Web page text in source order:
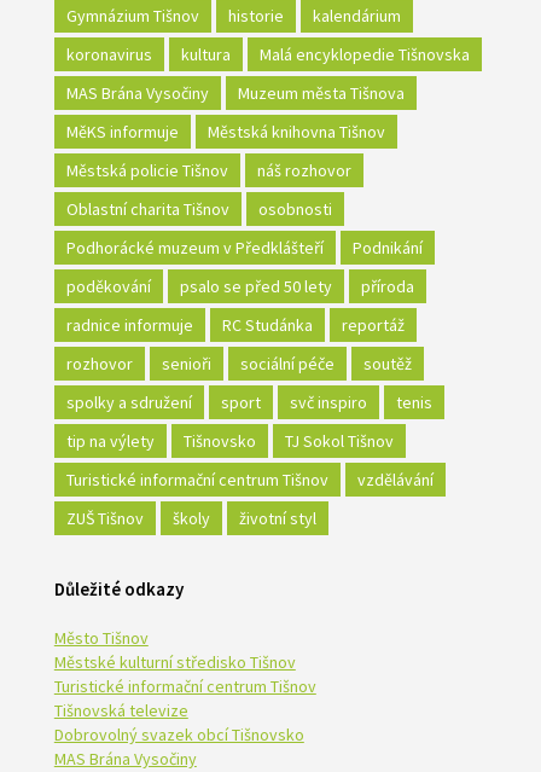
Gymnázium Tišnov
historie
kalendárium
koronavirus
kultura
Malá encyklopedie Tišnovska
MAS Brána Vysočiny
Muzeum města Tišnova
MěKS informuje
Městská knihovna Tišnov
Městská policie Tišnov
náš rozhovor
Oblastní charita Tišnov
osobnosti
Podhorácké muzeum v Předklášteří
Podnikání
poděkování
psalo se před 50 lety
příroda
radnice informuje
RC Studánka
reportáž
rozhovor
senioři sociální péče
soutěž
spolky a sdružení
sport svč inspiro
tenis
tip na výlety
Tišnovsko
TJ Sokol Tišnov
Turistické informační centrum Tišnov
vzdělávání
ZUŠ Tišnov
školy životní styl
Důležité odkazy
Město Tišnov
Městské kulturní středisko Tišnov
Turistické informační centrum Tišnov
Tišnovská televize
Dobrovolný svazek obcí Tišnovsko
MAS Brána Vysočiny